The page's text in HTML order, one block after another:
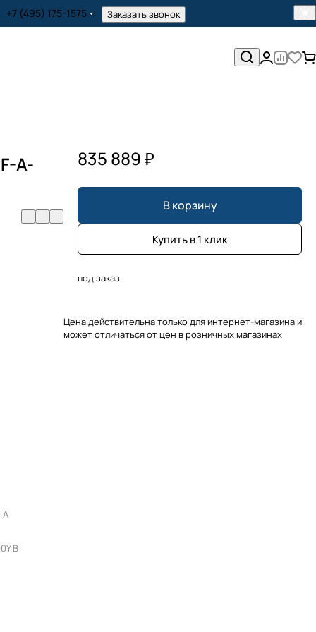
+7 (495) 175-1575 Заказать звонок
A-
A
В
835 889 ₽
В корзину
Купить в 1 клик
под заказ
Цена действительна только для интернет-магазина и
может отличаться от цен в розничных магазинах